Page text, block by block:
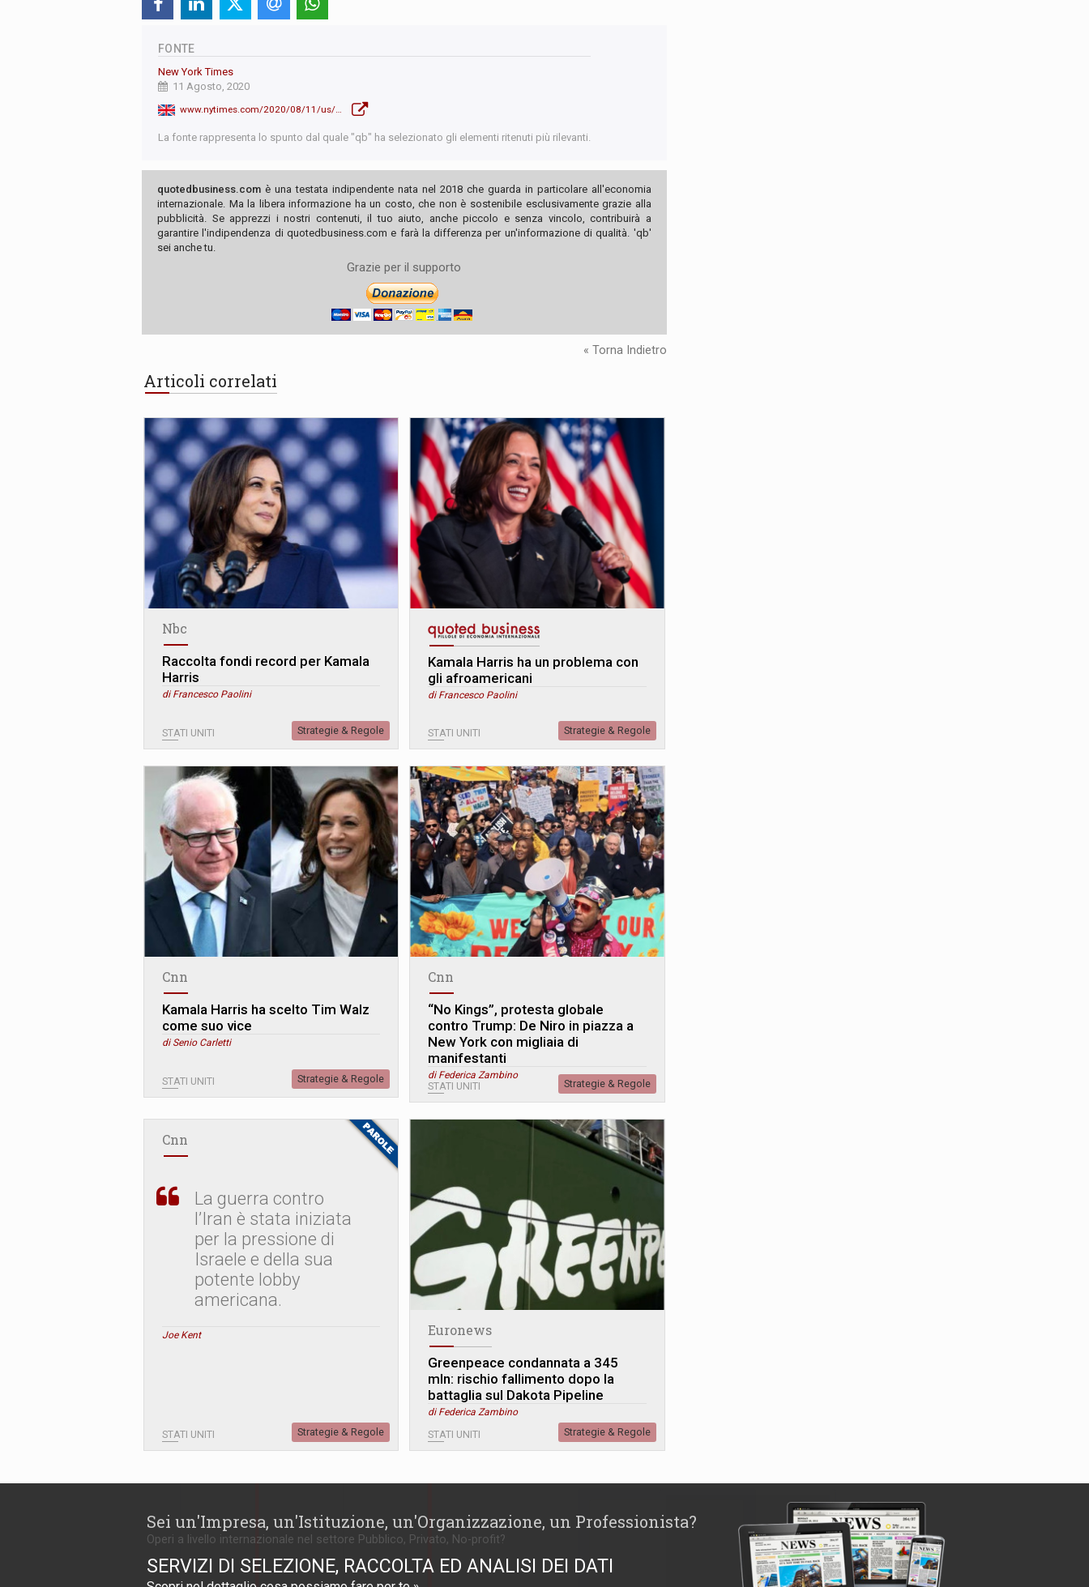
FONTE
New York Times
11 Agosto, 2020
www.nytimes.com/2020/08/11/us/politics/kamala-bio.html
La fonte rappresenta lo spunto dal quale "qb" ha selezionato gli elementi ritenuti più rilevanti.
quotedbusiness.com è una testata indipendente nata nel 2018 che guarda in particolare all'economia
internazionale. Ma la libera informazione ha un costo, che non è sostenibile esclusivamente grazie alla
pubblicità. Se apprezzi i nostri contenuti, il tuo aiuto, anche piccolo e senza vincolo, contribuirà a
garantire l'indipendenza di quotedbusiness.com e farà la differenza per un'informazione di qualità. 'qb'
sei anche tu.
Grazie per il supporto
« Torna Indietro
Articoli correlati
Nbc
Raccolta fondi record per Kamala
Harris
di Francesco Paolini
STATI UNITI Strategie & Regole
Kamala Harris ha un problema con
gli afroamericani
di Francesco Paolini
STATI UNITI Strategie & Regole
Cnn
Kamala Harris ha scelto Tim Walz
come suo vice
di Senio Carletti
STATI UNITI Strategie & Regole
Cnn
“No Kings”, protesta globale
contro Trump: De Niro in piazza a
New York con migliaia di
manifestanti
di Federica Zambino
STATI UNITI Strategie & Regole
Cnn
La guerra contro
l’Iran è stata iniziata
per la pressione di
Israele e della sua
potente lobby
americana.
Joe Kent
STATI UNITI Strategie & Regole
Euronews
Greenpeace condannata a 345
mln: rischio fallimento dopo la
battaglia sul Dakota Pipeline
di Federica Zambino
STATI UNITI Strategie & Regole
Sei un'Impresa, un'Istituzione, un'Organizzazione, un Professionista?
Operi a livello internazionale nel settore Pubblico, Privato, No-profit?
SERVIZI DI SELEZIONE, RACCOLTA ED ANALISI DEI DATI